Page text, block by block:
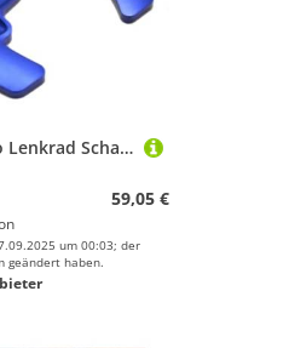
NRAAUEPO Auto Lenkrad Schaltwippen für MERC&edes B&ENZ W212 E-Klasse Facelift 2014-2016 Auto Lenkrad Schaltwippen Extensions Abdeckung 2 stücke Aluminium Teile
59,05 €
um 00:03; der
geändert haben.